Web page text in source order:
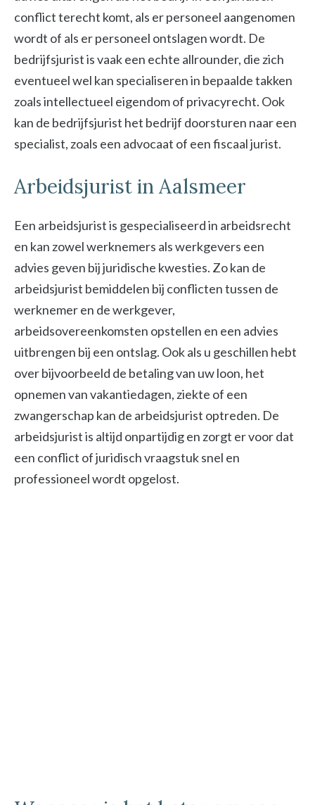
conflict terecht komt, als er personeel aangenomen
wordt of als er personeel ontslagen wordt. De
bedrijfsjurist is vaak een echte allrounder, die zich
eventueel wel kan specialiseren in bepaalde takken
zoals intellectueel eigendom of privacyrecht. Ook
kan de bedrijfsjurist het bedrijf doorsturen naar een
specialist, zoals een advocaat of een fiscaal jurist.
Arbeidsjurist in Aalsmeer
Een arbeidsjurist is gespecialiseerd in arbeidsrecht
en kan zowel werknemers als werkgevers een
advies geven bij juridische kwesties. Zo kan de
arbeidsjurist bemiddelen bij conflicten tussen de
werknemer en de werkgever,
arbeidsovereenkomsten opstellen en een advies
uitbrengen bij een ontslag. Ook als u geschillen hebt
over bijvoorbeeld de betaling van uw loon, het
opnemen van vakantiedagen, ziekte of een
zwangerschap kan de arbeidsjurist optreden. De
arbeidsjurist is altijd onpartijdig en zorgt er voor dat
een conflict of juridisch vraagstuk snel en
professioneel wordt opgelost.